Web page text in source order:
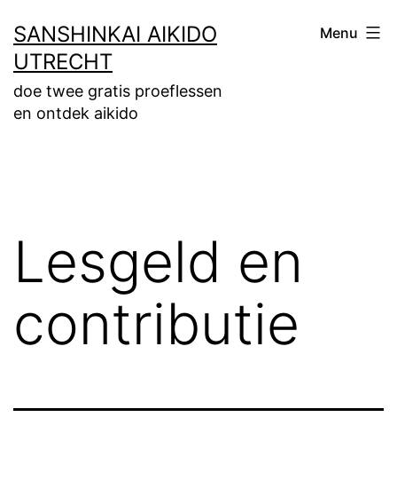
naar
de
inhoud
SANSHINKAI AIKIDO
UTRECHT
doe twee gratis proeflessen
en ontdek aikido
Menu
Lesgeld en
contributie